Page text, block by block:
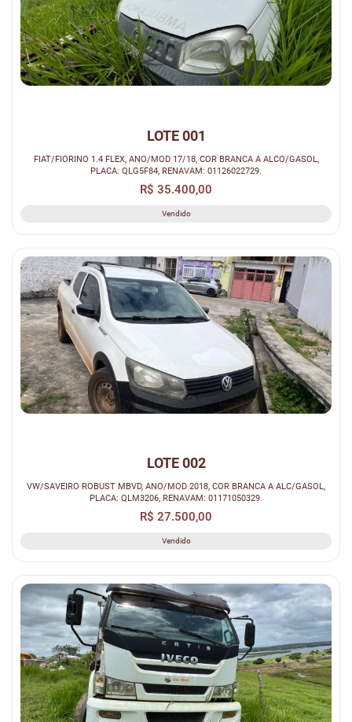
LOTE 001
FIAT/FIORINO 1.4 FLEX, ANO/MOD 17/18, COR BRANCA A ALCO/GASOL,
PLACA: QLG5F84, RENAVAM: 01126022729.
R$ 35.400,00
Vendido
LOTE 002
VW/SAVEIRO ROBUST MBVD, ANO/MOD 2018, COR BRANCA A ALC/GASOL,
PLACA: QLM3206, RENAVAM: 01171050329.
R$ 27.500,00
Vendido